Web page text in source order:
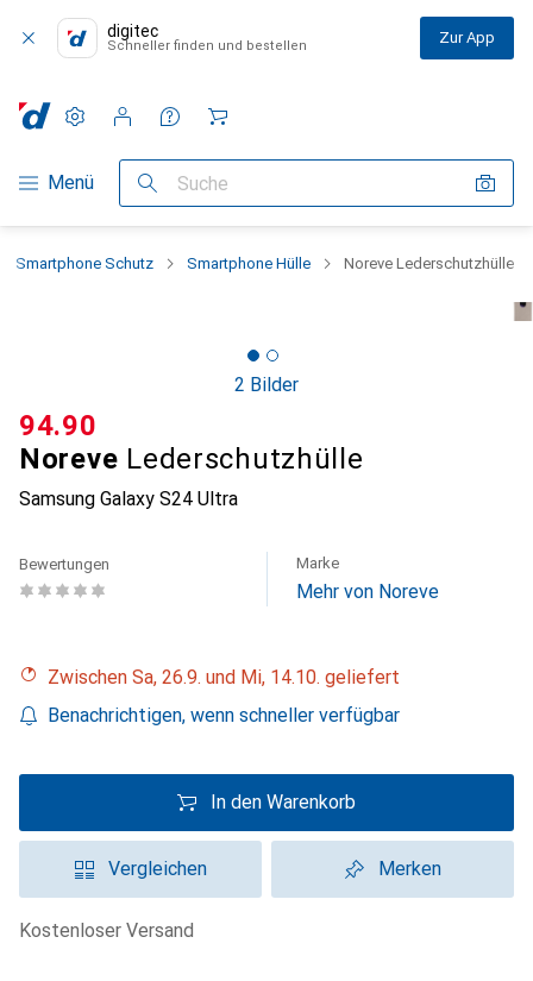
digitec
Schneller finden und bestellen Zur App
Navigation nach Kategorien
Menü Suche
Einstellungen
Kundenkonto
Vergleichslisten
Merklisten
Warenkorb
Smartphone Schutz Smartphone Hülle Noreve Lederschutzhülle
2 Bilder
Noreve Lederschutzhülle
Samsung Galaxy S24 Ultra
CHF
94.90
Bewertungen Marke
Mehr von Noreve
Zwischen Sa, 26.9. und Mi, 14.10. geliefert
Benachrichtigen, wenn schneller verfügbar
In den Warenkorb
Vergleichen Merken
kostenloser Versand